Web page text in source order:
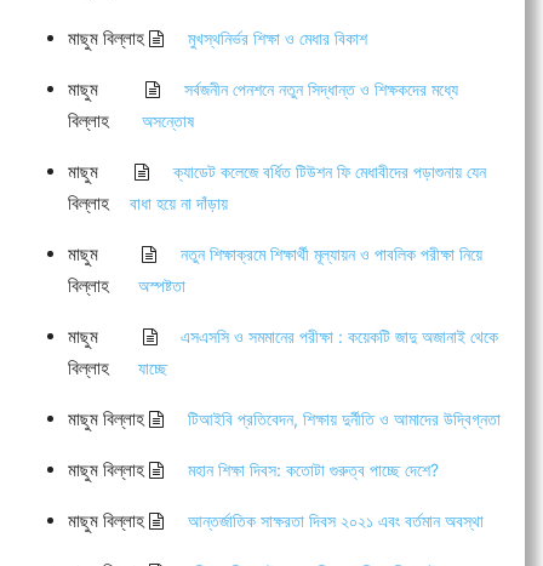
মাছুম বিল্লাহ মুখস্থনির্ভর শিক্ষা ও মেধার বিকাশ
মাছুম
বিল্লাহ
সর্বজনীন পেনশনে নতুন সিদ্ধান্ত ও শিক্ষকদের মধ্যে
অসন্তোষ
মাছুম
বিল্লাহ
ক্যাডেট কলেজে বর্ধিত টিউশন ফি মেধাবীদের পড়াশুনায় যেন
বাধা হয়ে না দাঁড়ায়
মাছুম
বিল্লাহ
নতুন শিক্ষাক্রমে শিক্ষার্থী মূল্যায়ন ও পাবলিক পরীক্ষা নিয়ে
অস্পষ্টতা
মাছুম
বিল্লাহ
এসএসসি ও সমমানের পরীক্ষা : কয়েকটি জাদু অজানাই থেকে
যাচ্ছে
মাছুম বিল্লাহ টিআইবি প্রতিবেদন, শিক্ষায় দুর্নীতি ও আমাদের উদ্বিগ্নতা
মাছুম বিল্লাহ মহান শিক্ষা দিবস: কতোটা গুরুত্ব পাচ্ছে দেশে?
মাছুম বিল্লাহ আন্তর্জাতিক সাক্ষরতা দিবস ২০২১ এবং বর্তমান অবস্থা